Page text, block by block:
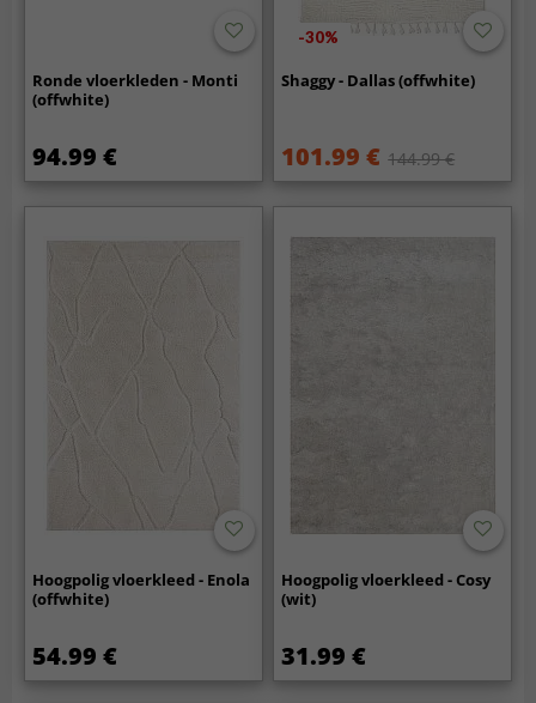
Ronde vloerkleden - Monti
(offwhite)
94.99 €
-30%
Shaggy - Dallas (offwhite)
101.99 € 144.99 €
Hoogpolig vloerkleed - Enola
(offwhite)
54.99 €
Hoogpolig vloerkleed - Cosy
(wit)
31.99 €